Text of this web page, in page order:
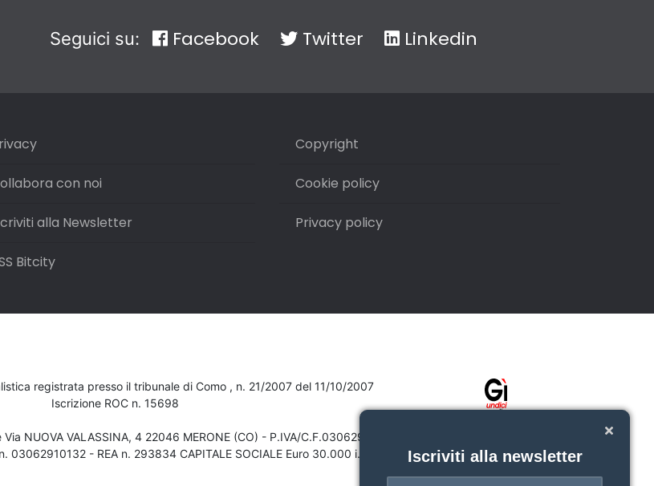
Seguici su: Facebook Twitter Linkedin
con noi
alla Newsletter
Bitcity
Copyright
Cookie policy
Privacy policy
registrata presso il tribunale di Como , n. 21/2007 del 11/10/2007
Iscrizione ROC n. 15698
NUOVA VALASSINA, 4 22046 MERONE (CO) - P.IVA/C.F.03062910132
03062910132 - REA n. 293834 CAPITALE SOCIALE Euro 30.000 i.v.
Iscriviti alla newsletter